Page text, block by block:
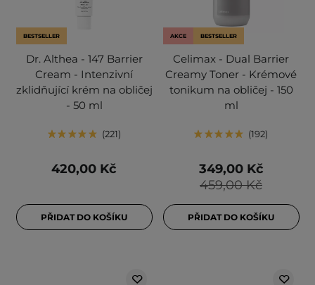
BESTSELLER
Dr. Althea - 147 Barrier
Cream - Intenzivní
zklidňující krém na obličej
- 50 ml
221
420,00 Kč
PŘIDAT DO KOŠÍKU
AKCE BESTSELLER
Celimax - Dual Barrier
Creamy Toner - Krémové
tonikum na obličej - 150
ml
192
459,00 Kč
349,00 Kč
PŘIDAT DO KOŠÍKU